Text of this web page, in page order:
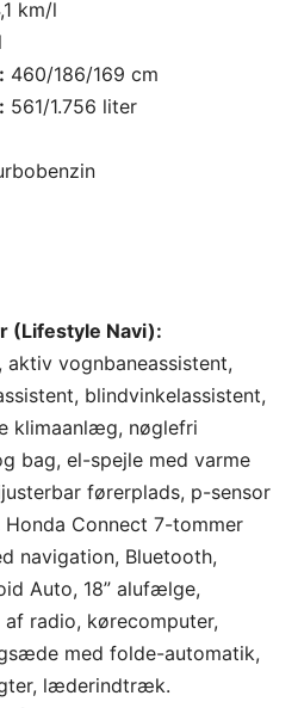
km/l
460/186/169 cm
561/1.756 liter
(Lifestyle Navi):
vognbaneassistent,
blindvinkelassistent,
klimaanlæg, nøglefri
bag, el-spejle med varme
førerplads, p-sensor
Connect 7-tommer
navigation, Bluetooth,
Auto, 18” alufælge,
radio, kørecomputer,
med folde-automatik,
læderindtræk.